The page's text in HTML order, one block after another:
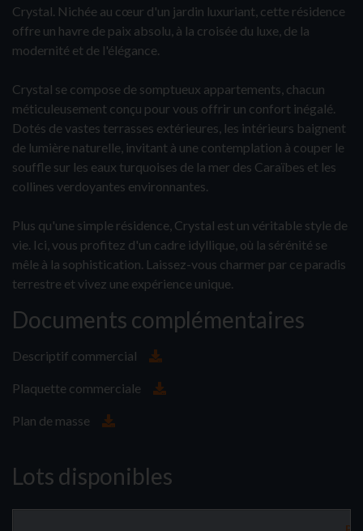
Crystal. Nichée au cœur d'un jardin luxuriant, cette résidence
offre un havre de paix absolu, à la croisée du luxe, de la
modernité et de l'élégance.
Crystal se compose de somptueux appartements, chacun
méticuleusement conçu pour vous offrir un confort inégalé.
Dotés de vastes terrasses extérieures, les intérieurs baignent
de lumière naturelle, invitant à une contemplation à couper le
souffle sur les eaux turquoises de la mer des Caraïbes et les
collines verdoyantes environnantes.
Plus qu'une simple résidence, Crystal est un véritable style de
vie. Ici, vous profitez d'un cadre idyllique, où la sérénité se
mêle à la sophistication. Laissez-vous charmer par ce paradis
terrestre et vivez une expérience unique.
Documents complémentaires
Descriptif commercial
Plaquette commerciale
Plan de masse
Lots disponibles